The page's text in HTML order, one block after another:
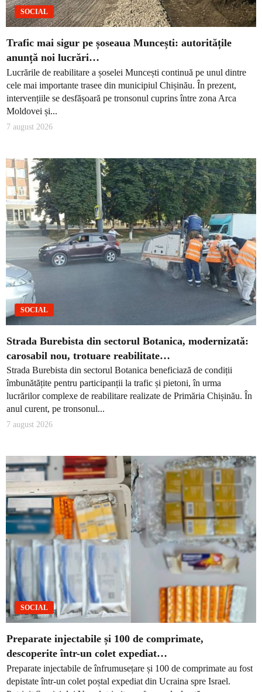
SOCIAL
Trafic mai sigur pe șoseaua Muncești: autoritățile
anunță noi lucrări…
Lucrările de reabilitare a șoselei Muncești continuă pe unul dintre
cele mai importante trasee din municipiul Chișinău. În prezent,
intervențiile se desfășoară pe tronsonul cuprins între zona Arca
Moldovei și...
7 august 2026
SOCIAL
Strada Burebista din sectorul Botanica, modernizată:
carosabil nou, trotuare reabilitate…
Strada Burebista din sectorul Botanica beneficiază de condiții
îmbunătățite pentru participanții la trafic și pietoni, în urma
lucrărilor complexe de reabilitare realizate de Primăria Chișinău. În
anul curent, pe tronsonul...
7 august 2026
SOCIAL
Preparate injectabile și 100 de comprimate,
descoperite într-un colet expediat…
Preparate injectabile de înfrumusețare și 100 de comprimate au fost
depistate într-un colet poștal expediat din Ucraina spre Israel.